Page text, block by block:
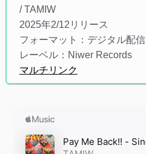
/ TAMIW
2025年2/12リリース
フォーマット：デジタル配信
レーベル：Niwer Records
マルチリンク